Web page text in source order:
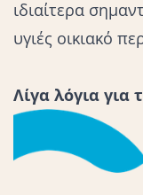
ιδιαίτερα
υγιές οικιακό
Λίγα λόγια για